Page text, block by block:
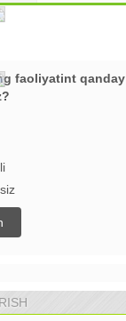
faoliyatint qanday